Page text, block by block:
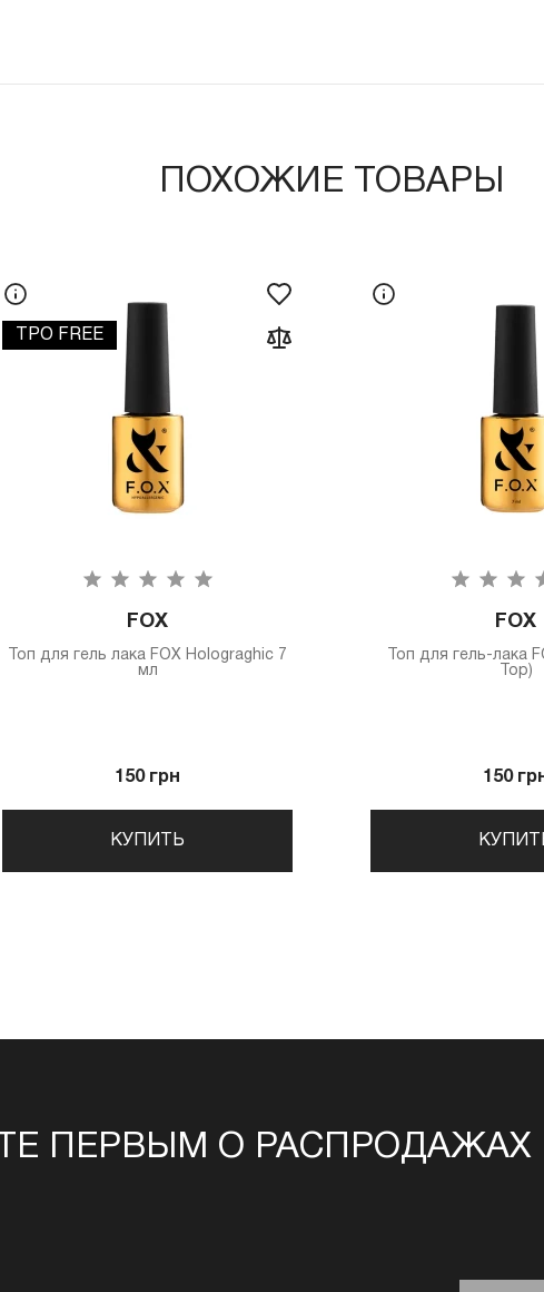
ПОХОЖИЕ ТОВАРЫ
TPO FREE
FOX
Топ для гель лака FOX Holograghic 7
мл
150 грн
КУПИТЬ
FOX
Топ для гель-лака
Top)
150
ПЕРВЫМ О РАСПРОДАЖАХ